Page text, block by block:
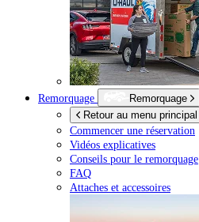
Remorquage
Remorquage
Retour au menu principal
Commencer une réservation
Vidéos explicatives
Conseils pour le remorquage
FAQ
Attaches et accessoires